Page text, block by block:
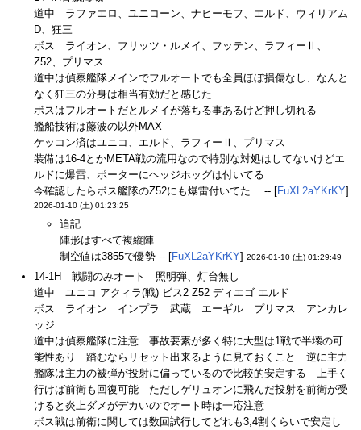
道中 ラファエロ、ユニコーン、ナヒーモフ、エルド、ウィリアム
D、狂三
ボス ライオン、フリッツ・ルメイ、フッテン、ラフィーⅡ、
Z52、プリマス
道中は偵察艦隊メインでフルオートでも全員ほぼ損傷なし、なんと
なく狂三の分身は相当有効だと感じた
ボスはフルオートだとルメイが落ちる事あるけど押し切れる
艦船技術は藤波の以外MAX
ケッコン済はユニコ、エルド、ラフィーⅡ、プリマス
装備は16-4とかMETA戦の流用なので特別な対処はしてないけどエ
ルドに爆雷、ポーターにヘッジホッグは付いてる
今確認したらボス艦隊のZ52にも爆雷付いてた… -- [FuXL2aYKrKY]
2026-01-10 (土) 01:23:25
追記
陣形はすべて複縦陣
制空値は3855で優勢 -- [FuXL2aYKrKY] 2026-01-10 (土) 01:29:49
14-1H 戦闘のみオート 照明弾、灯台無し
道中 ユニコ アクィラ(戦) ビス2 Z52 ディエゴ エルド
ボス ライオン インプラ 武蔵 エーギル プリマス アンカレ
ッジ
道中は偵察艦隊に注意 事故要素が多く特に大型は1戦で半壊の可
能性あり 踏むならリセット出来るように見ておくこと 逆に主力
艦隊は主力の被弾が投射に偏っているので比較的安定する 上手く
行けば前衛も回復可能 ただしゲリュオンに飛んだ投射を前衛が受
けると炎上ダメがデカいのでオート時は一応注意
ボス戦は前衛に関しては数回試行してどれも3,4割くらいで安定し